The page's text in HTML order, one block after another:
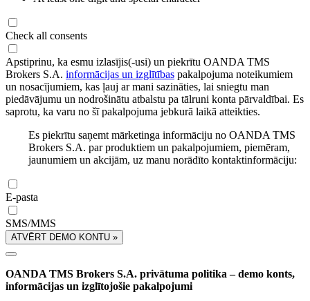
Check all consents
Apstiprinu, ka esmu izlasījis(-usi) un piekrītu OANDA TMS
Brokers S.A. informācijas un izglītības pakalpojuma noteikumiem
un nosacījumiem, kas ļauj ar mani sazināties, lai sniegtu man
piedāvājumu un nodrošinātu atbalstu pa tālruni konta pārvaldībai. Es
saprotu, ka varu no šī pakalpojuma jebkurā laikā atteikties.
Es piekrītu saņemt mārketinga informāciju no OANDA TMS
Brokers S.A. par produktiem un pakalpojumiem, piemēram,
jaunumiem un akcijām, uz manu norādīto kontaktinformāciju:
E-pasta
SMS/MMS
ATVĒRT DEMO KONTU »
OANDA TMS Brokers S.A. privātuma politika – demo konts,
informācijas un izglītojošie pakalpojumi